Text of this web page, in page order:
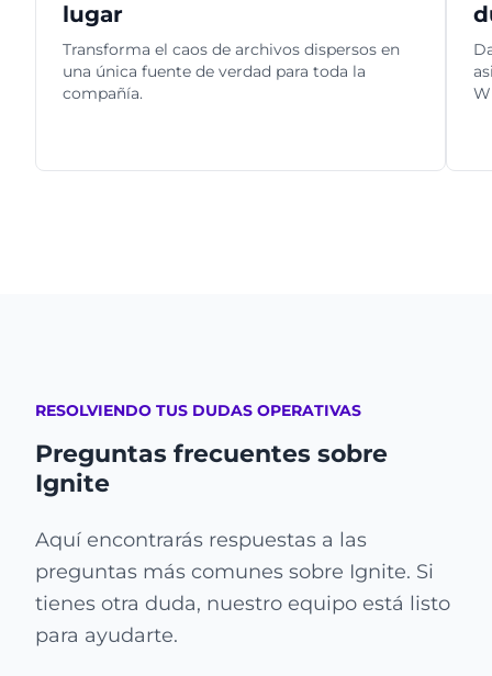
lugar
Transforma el caos de archivos dispersos en
una única fuente de verdad para toda la
compañía.
RESOLVIENDO TUS DUDAS OPERATIVAS
Preguntas frecuentes sobre
Ignite
Aquí encontrarás respuestas a las
preguntas más comunes sobre Ignite. Si
tienes otra duda, nuestro equipo está listo
para ayudarte.